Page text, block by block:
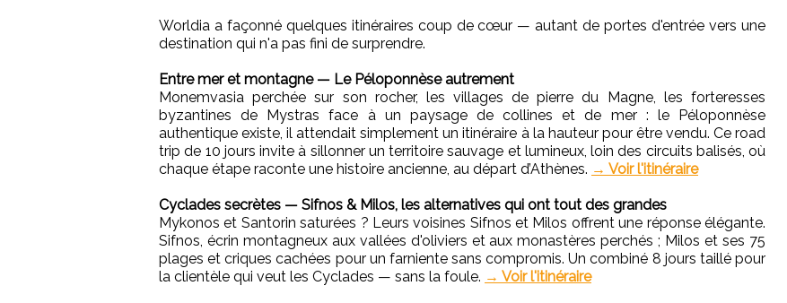
Worldia a façonné quelques itinéraires coup de cœur — autant de portes d'entrée vers une
destination qui n'a pas fini de surprendre.
Entre mer et montagne — Le Péloponnèse autrement
Monemvasia perchée sur son rocher, les villages de pierre du Magne, les forteresses
byzantines de Mystras face à un paysage de collines et de mer : le Péloponnèse
authentique existe, il attendait simplement un itinéraire à la hauteur pour être vendu. Ce road
trip de 10 jours invite à sillonner un territoire sauvage et lumineux, loin des circuits balisés, où
chaque étape raconte une histoire ancienne, au départ d’Athènes. → Voir l'itinéraire
Cyclades secrètes — Sifnos & Milos, les alternatives qui ont tout des grandes
Mykonos et Santorin saturées ? Leurs voisines Sifnos et Milos offrent une réponse élégante.
Sifnos, écrin montagneux aux vallées d'oliviers et aux monastères perchés ; Milos et ses 75
plages et criques cachées pour un farniente sans compromis. Un combiné 8 jours taillé pour
la clientèle qui veut les Cyclades — sans la foule. → Voir l'itinéraire